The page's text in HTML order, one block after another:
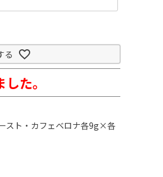
る
た。
スト・カフェベロナ各9g×各